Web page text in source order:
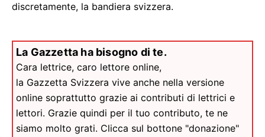
discretamente, la bandiera svizzera.
La Gazzetta ha bisogno di te.
Cara lettrice, caro lettore online,
la Gazzetta Svizzera vive anche nella versione
online soprattutto grazie ai contributi di lettrici e
lettori. Grazie quindi per il tuo contributo, te ne
siamo molto grati. Clicca sul bottone "donazione"